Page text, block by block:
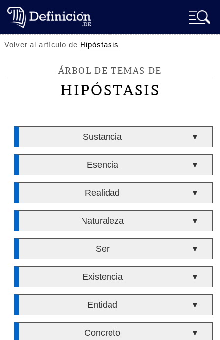
Volver al artículo de Hipóstasis
ÁRBOL DE TEMAS DE
HIPÓSTASIS
Sustancia ▼
Esencia ▼
Realidad ▼
Naturaleza ▼
Ser ▼
Existencia ▼
Entidad ▼
Concreto ▼